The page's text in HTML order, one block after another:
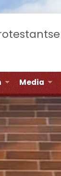
Media